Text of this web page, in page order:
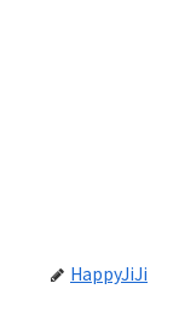
HappyJiJi